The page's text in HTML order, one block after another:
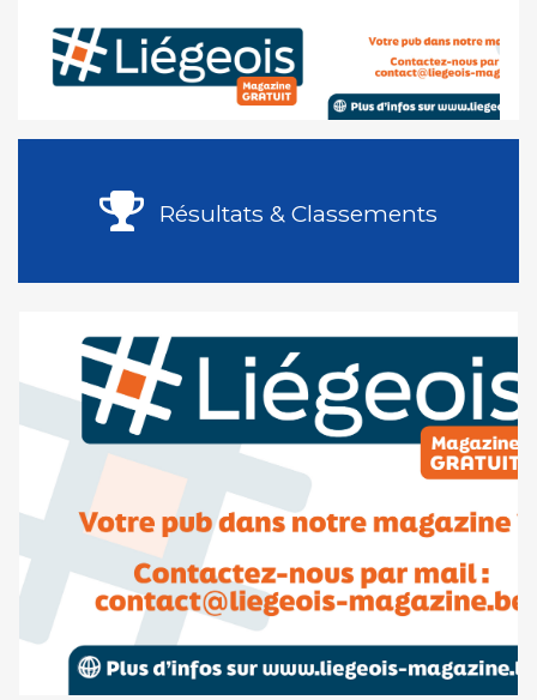
Résultats & Classements